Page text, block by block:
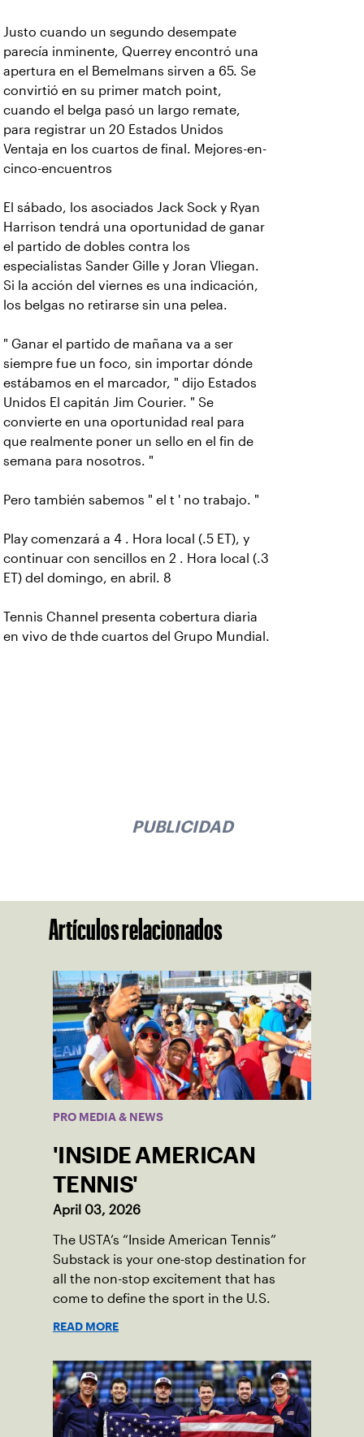
Justo cuando un segundo desempate
parecía inminente, Querrey encontró una
apertura en el Bemelmans sirven a 65. Se
convirtió en su primer match point,
cuando el belga pasó un largo remate,
para registrar un 20 Estados Unidos
Ventaja en los cuartos de final. Mejores-en-
cinco-encuentros
El sábado, los asociados Jack Sock y Ryan
Harrison tendrá una oportunidad de ganar
el partido de dobles contra los
especialistas Sander Gille y Joran Vliegan.
Si la acción del viernes es una indicación,
los belgas no retirarse sin una pelea.
" Ganar el partido de mañana va a ser
siempre fue un foco, sin importar dónde
estábamos en el marcador, " dijo Estados
Unidos El capitán Jim Courier. " Se
convierte en una oportunidad real para
que realmente poner un sello en el fin de
semana para nosotros. "
Pero también sabemos " el t ' no trabajo. "
Play comenzará a 4 . Hora local (.5 ET), y
continuar con sencillos en 2 . Hora local (.3
ET) del domingo, en abril. 8
Tennis Channel presenta cobertura diaria
en vivo de thde cuartos del Grupo Mundial.
PUBLICIDAD
Artículos relacionados
PRO MEDIA & NEWS
'INSIDE AMERICAN
TENNIS'
April 03, 2026
The USTA’s “Inside American Tennis”
Substack is your one-stop destination for
all the non-stop excitement that has
come to define the sport in the U.S.
READ MORE